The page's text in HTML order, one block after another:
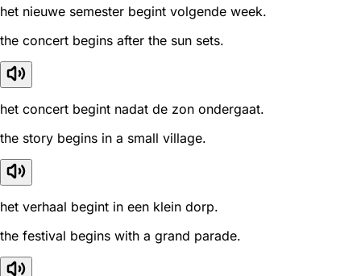
het nieuwe semester begint volgende week.
the concert begins after the sun sets.
het concert begint nadat de zon ondergaat.
the story begins in a small village.
het verhaal begint in een klein dorp.
the festival begins with a grand parade.